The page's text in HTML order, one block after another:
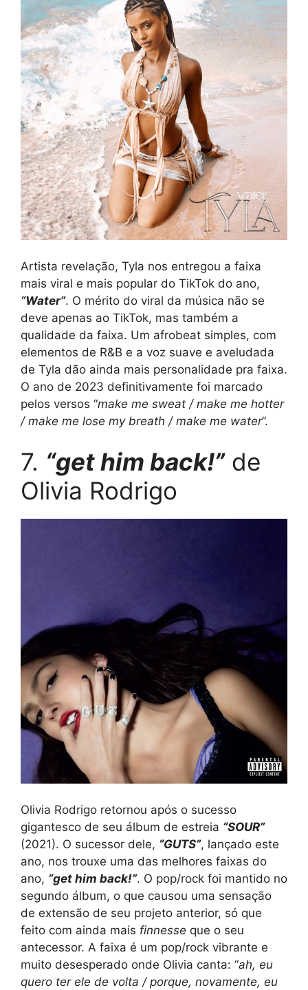
Artista revelação, Tyla nos entregou a faixa
mais viral e mais popular do TikTok do ano,
“Water”. O mérito do viral da música não se
deve apenas ao TikTok, mas também a
qualidade da faixa. Um afrobeat simples, com
elementos de R&B e a voz suave e aveludada
de Tyla dão ainda mais personalidade pra faixa.
O ano de 2023 definitivamente foi marcado
pelos versos “make me sweat / make me hotter
/ make me lose my breath / make me water”.
7. “get him back!”de
Olivia Rodrigo
Olivia Rodrigo retornou após o sucesso
gigantesco de seu álbum de estreia “SOUR”
(2021). O sucessor dele, “GUTS”, lançado este
ano, nos trouxe uma das melhores faixas do
ano, “get him back!”. O pop/rock foi mantido no
segundo álbum, o que causou uma sensação
de extensão de seu projeto anterior, só que
feito com ainda mais finnesse que o seu
antecessor. A faixa é um pop/rock vibrante e
muito desesperado onde Olivia canta: “ah, eu
quero ter ele de volta / porque, novamente, eu